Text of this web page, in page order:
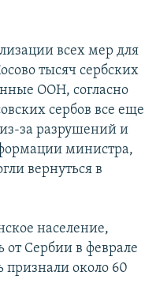
всех мер для
тысяч сербских
ООН, согласно
сербов все еще
за разрушений и
министра,
вернуться в
население,
от Сербии в феврале
признали около 60